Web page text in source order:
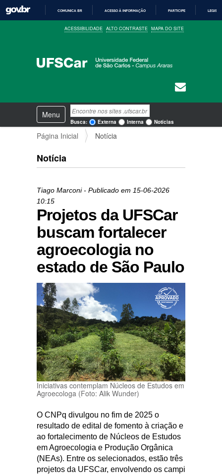
R
A
O
D
O
COMUNICA BR ACESSO À INFORMAÇÃO PARTICIPE
ACESSIBILIDADE ALTO CONTRASTE MAPA DO SITE
Busca
Busca Avançada…
Busca: Externa Interna Notícias
v
Toggle navigation
Página Inicial Notícia
Notícia
Tiago Marconi - Publicado em 15-06-2026
10:15
Projetos da UFSCar
buscam fortalecer
agroecologia no
estado de São Paulo
Iniciativas contemplam Núcleos de Estudos em
Agroecologa (Foto: Alik Wunder)
O CNPq divulgou no fim de 2025 o
resultado de edital de fomento à criação e
ao fortalecimento de Núcleos de Estudos
em Agroecologia e Produção Orgânica
(NEAs). Entre os selecionados, estão três
projetos da UFSCar, envolvendo os campi